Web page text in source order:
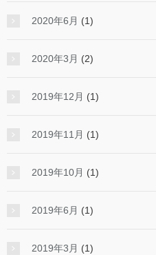
2020年6月 (1)
2020年3月 (2)
2019年12月 (1)
2019年11月 (1)
2019年10月 (1)
2019年6月 (1)
2019年3月 (1)